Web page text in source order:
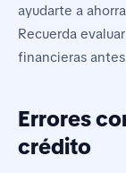
ayudarte a
Recuerda
financieras
Errores
crédito